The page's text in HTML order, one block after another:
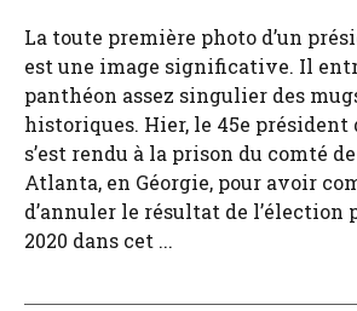
La toute première photo d’un
est une image significative. Il
panthéon assez singulier des
historiques. Hier, le 45e président
s’est rendu à la prison du comté
Atlanta, en Géorgie, pour avoir
d’annuler le résultat de l’élection
2020 dans cet ...